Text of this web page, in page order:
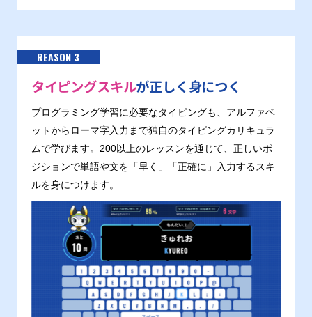
REASON 3
タイピングスキルが正しく身につく
プログラミング学習に必要なタイピングも、アルファベ
ットからローマ字入力まで独自のタイピングカリキュラ
ムで学びます。200以上のレッスンを通じて、正しいポ
ジションで単語や文を「早く」「正確に」入力するスキ
ルを身につけます。